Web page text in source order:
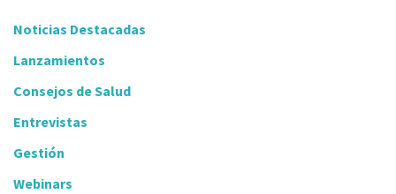
Noticias Destacadas
Lanzamientos
Consejos de Salud
Entrevistas
Gestión
Webinars